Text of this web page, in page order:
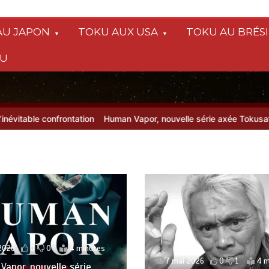
JAPON TOKU AUX USA TOKU AU
confrontation Human Vapor, nouvelle série axée Tokusatsu, sur
4 minutes
10 juillet 2026 0